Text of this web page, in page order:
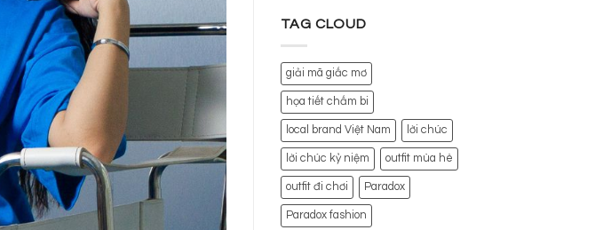
TAG CLOUD
giải mã giấc mơ
họa tiết chấm bi
local brand Việt Nam lời chúc
lời chúc kỷ niệm outfit mùa hè
outfit đi chơi Paradox
Paradox fashion